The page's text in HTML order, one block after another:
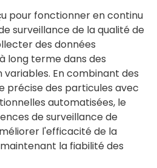
pour fonctionner en continu
surveillance de la qualité de
des données
long terme dans des
En combinant des
précise des particules avec
automatisées, le
de surveillance de
l'efficacité de la
la fiabilité des